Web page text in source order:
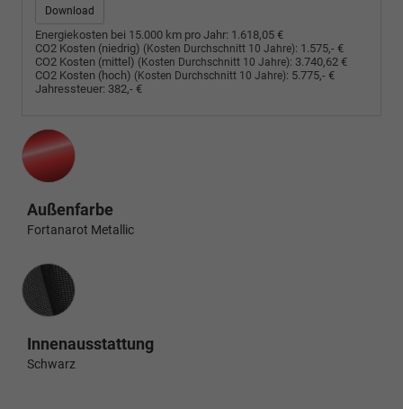
Download
Energiekosten bei 15.000 km pro Jahr: 1.618,05 €
CO2 Kosten (niedrig) (Kosten Durchschnitt 10 Jahre): 1.575,- €
CO2 Kosten (mittel) (Kosten Durchschnitt 10 Jahre): 3.740,62 €
CO2 Kosten (hoch) (Kosten Durchschnitt 10 Jahre): 5.775,- €
Jahressteuer: 382,- €
Außenfarbe
Fortanarot Metallic
Innenausstattung
Innenausstattung
Schwarz